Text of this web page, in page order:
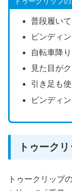
普段履い
ビンディ
自転車降
見た目が
引き足も
ビンディ
トゥーク
トゥークリップ